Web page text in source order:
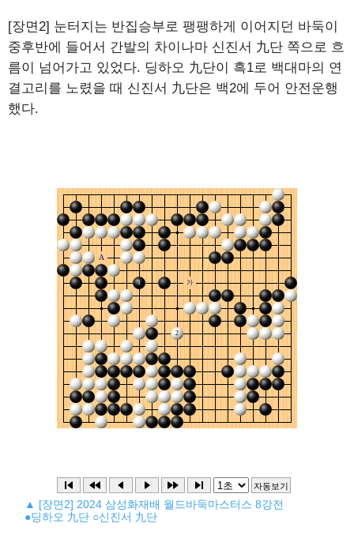
[장면2] 눈터지는 반집승부로 팽팽하게 이어지던 바둑이
중후반에 들어서 간발의 차이나마 신진서 九단 쪽으로 흐
름이 넘어가고 있었다. 딩하오 九단이 흑1로 백대마의 연
결고리를 노렸을 때 신진서 九단은 백2에 두어 안전운행
했다.
▲ [장면2] 2024 삼성화재배 월드바둑마스터스 8강전
●딩하오 九단 ○신진서 九단